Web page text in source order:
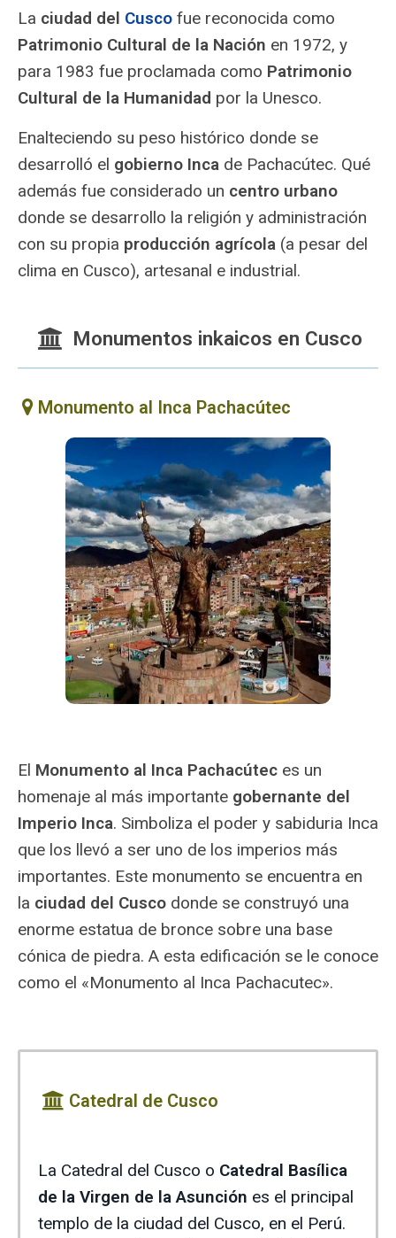
La ciudad del Cusco fue reconocida como
Patrimonio Cultural de la Nación en 1972, y
para 1983 fue proclamada como Patrimonio
Cultural de la Humanidad por la Unesco.
Enalteciendo su peso histórico donde se
desarrolló el gobierno Inca de Pachacútec. Qué
además fue considerado un centro urbano
donde se desarrollo la religión y administración
con su propia producción agrícola (a pesar del
clima en Cusco), artesanal e industrial.
Monumentos inkaicos en Cusco
Monumento al Inca Pachacútec
El Monumento al Inca Pachacútec es un
homenaje al más importante gobernante del
Imperio Inca. Simboliza el poder y sabiduria Inca
que los llevó a ser uno de los imperios más
importantes. Este monumento se encuentra en
la ciudad del Cusco donde se construyó una
enorme estatua de bronce sobre una base
cónica de piedra. A esta edificación se le conoce
como el «Monumento al Inca Pachacutec».
Catedral de Cusco
La Catedral del Cusco o Catedral Basílica
de la Virgen de la Asunción es el principal
templo de la ciudad del Cusco, en el Perú.